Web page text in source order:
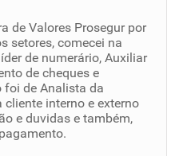
de Valores Prosegur por
setores, comecei na
de numerário, Auxiliar
de cheques e
de Analista da
interno e externo
e duvidas e também,